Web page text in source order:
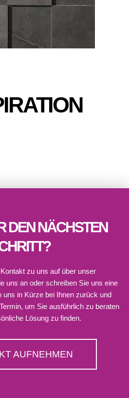
DEN NÄCHSTEN
zu uns auf über unser
uns an oder schreiben Sie uns eine
uns in Kürze bei Ihnen zurück und
um Sie ausführlich zu beraten
Lösung zu finden.
AUFNEHMEN